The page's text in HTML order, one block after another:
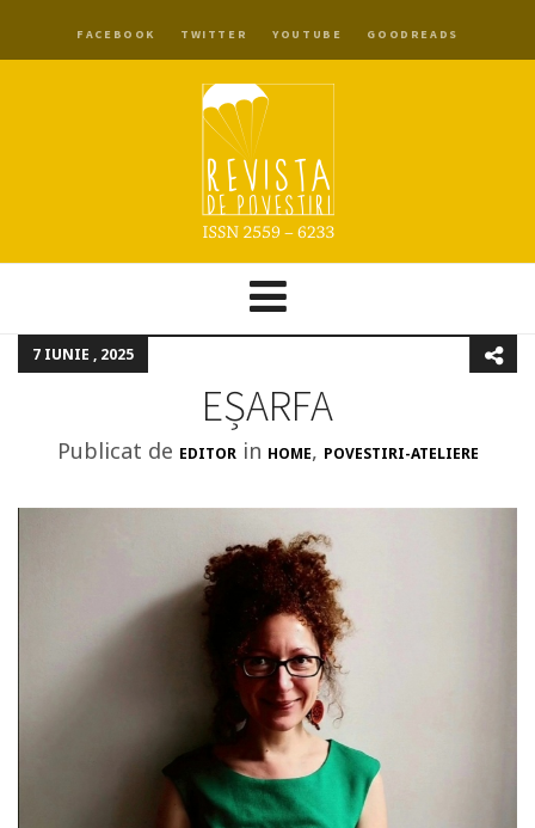
FACEBOOK TWITTER YOUTUBE GOODREADS
7 IUNIE , 2025
EȘARFA
Publicat de EDITOR in HOME, POVESTIRI-ATELIERE